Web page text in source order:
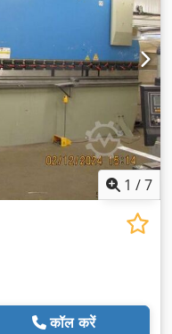
1 /7
कॉल करें